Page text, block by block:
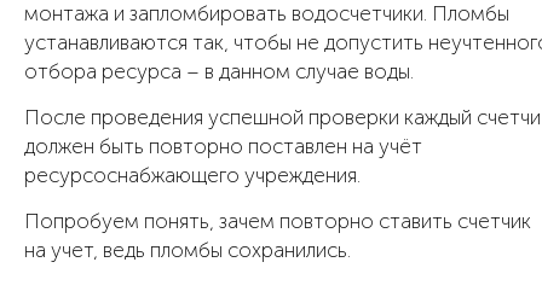
монтажа и запломбировать водосчетчики. Пломбы
устанавливаются так, чтобы не допустить
отбора ресурса – в данном случае воды.
После проведения успешной проверки каждый
должен быть повторно поставлен на учёт
ресурсоснабжающего учреждения.
Попробуем понять, зачем повторно ставить счетчик
на учет, ведь пломбы сохранились.